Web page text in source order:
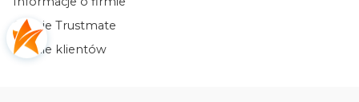
Opinie Trustmate
Opinie klientów